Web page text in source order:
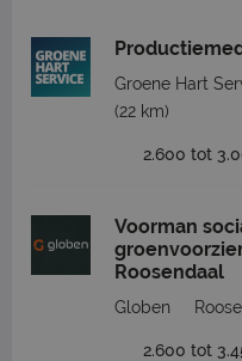
Groene Hart
(22 km)
2.600 tot
Voorman
Roosendaal
Globen
2.600 tot